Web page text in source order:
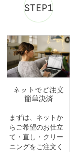
STEP1
ネットでご注文
簡単決済
まずは、ネットか
らご希望のお仕立
て・直し・クリー
ニングをご注文く